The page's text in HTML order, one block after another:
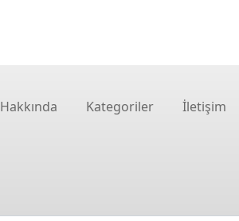
Hakkında Kategoriler İletişim